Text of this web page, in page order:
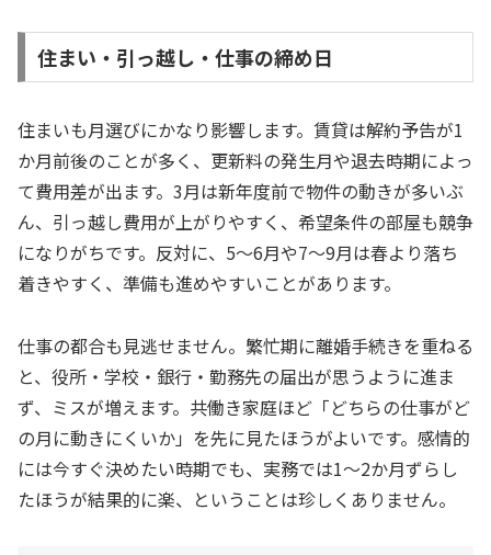
住まい・引っ越し・仕事の締め日
住まいも月選びにかなり影響します。賃貸は解約予告が1
か月前後のことが多く、更新料の発生月や退去時期によっ
て費用差が出ます。3月は新年度前で物件の動きが多いぶ
ん、引っ越し費用が上がりやすく、希望条件の部屋も競争
になりがちです。反対に、5〜6月や7〜9月は春より落ち
着きやすく、準備も進めやすいことがあります。
仕事の都合も見逃せません。繁忙期に離婚手続きを重ねる
と、役所・学校・銀行・勤務先の届出が思うように進ま
ず、ミスが増えます。共働き家庭ほど「どちらの仕事がど
の月に動きにくいか」を先に見たほうがよいです。感情的
には今すぐ決めたい時期でも、実務では1〜2か月ずらし
たほうが結果的に楽、ということは珍しくありません。